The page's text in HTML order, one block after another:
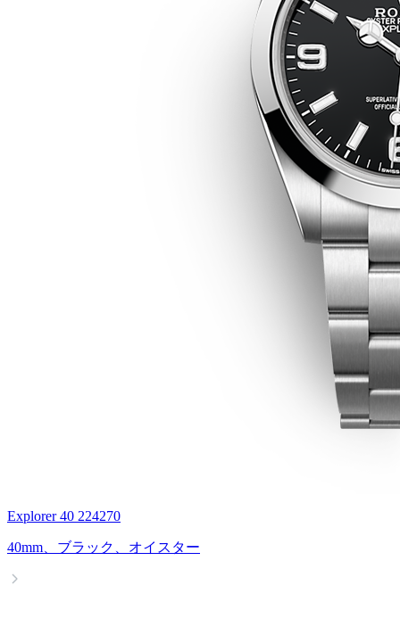
Explorer 40 224270
40mm、ブラック、オイスター